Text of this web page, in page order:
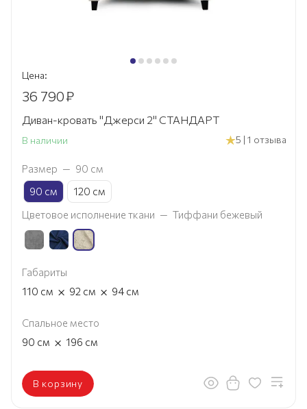
Цена:
36 790₽
Диван-кровать "Джерси 2" СТАНДАРТ
В наличии 5 | 1 отзыва
Размер — 90 см
90 см
120 см
Цветовое исполнение ткани — Тиффани бежевый
Габариты
110 см × 92 см × 94 см
Спальное место
90 см × 196 см
В корзину